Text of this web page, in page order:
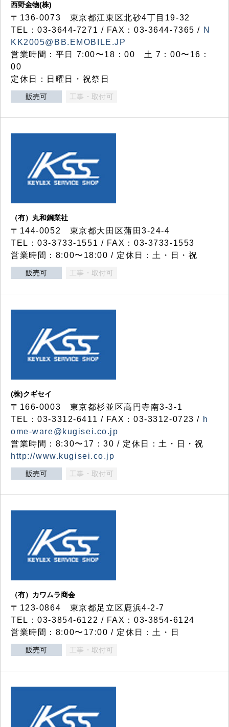
西野金物(株)
〒136-0073 東京都江東区北砂4丁目19-32
TEL：03‐3644‐7271 / FAX：03-3644-7365 / N
KK2005@BB.EMOBILE.JP
営業時間：平日 7:00〜18：00 土 7：00〜16：
00
定休日：日曜日・祝祭日
販売可 工事・取付可
（有）丸和鋼業社
〒144-0052 東京都大田区蒲田3-24-4
TEL：03-3733-1551 / FAX：03-3733-1553
営業時間：8:00〜18:00 / 定休日：土・日・祝
販売可 工事・取付可
(株)クギセイ
〒166-0003 東京都杉並区高円寺南3-3-1
TEL：03-3312-6411 / FAX：03-3312-0723 / h
ome-ware@kugisei.co.jp
営業時間：8:30〜17：30 / 定休日：土・日・祝
http://www.kugisei.co.jp
販売可 工事・取付可
（有）カワムラ商会
〒123-0864 東京都足立区鹿浜4-2-7
TEL：03-3854-6122 / FAX：03-3854-6124
営業時間：8:00〜17:00 / 定休日：土・日
販売可 工事・取付可